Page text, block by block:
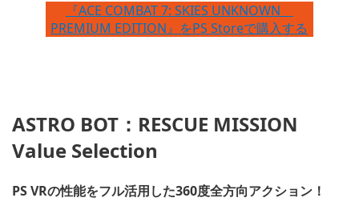
『ACE COMBAT 7: SKIES UNKNOWN
PREMIUM EDITION』をPS Storeで購入する
ASTRO BOT：RESCUE MISSION
Value Selection
PS VRの性能をフル活用した360度全方向アクション！